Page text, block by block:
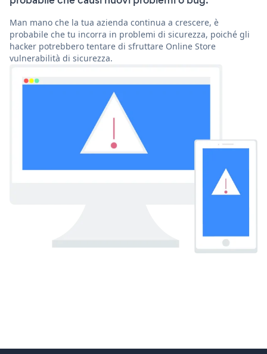
Man mano che la tua azienda continua a crescere, è
probabile che tu incorra in problemi di sicurezza, poiché gli
hacker potrebbero tentare di sfruttare Online Store
vulnerabilità di sicurezza.